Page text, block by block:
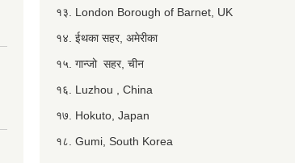
१३. London Borough of Barnet, UK
१४. ईथका सहर, अमेरीका
१५. गान्जो सहर, चीन
१६. Luzhou , China
१७. Hokuto, Japan
१८. Gumi, South Korea